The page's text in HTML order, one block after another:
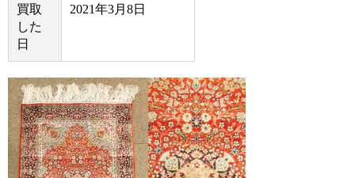
買取
した
日
2021年3月8日